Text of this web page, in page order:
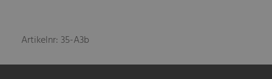
Artikelnr: 35-A3b